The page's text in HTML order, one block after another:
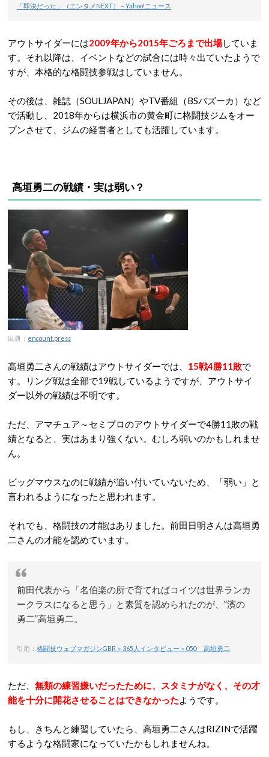
「即決だった」（エンタメNEXT） – Yahoo!ニュース
アウトサイダーには2009年から2015年ごろまで出場していま
す。それ以降は、イベントなどの試合には時々出ていたようで
すが、本格的な格闘技参戦はしていません。
その後は、雑誌（SOULJAPAN）やTV番組（BSバズーカ）など
で活動し、2018年からは横浜市の黄金町に格闘技ジムをオー
プンさせて、ジムの経営者としても活躍しています。
高垣勇二の戦績・実は弱い？
出典： encount.press
高垣勇二さんの戦績はアウトサイダーでは、 15戦4勝11敗で
す。リング戦は全部で19戦しているようですが、アウトサイ
ダー以外の戦績は不明です。
ただ、アマチュア～セミプロのアウトサイダーで4勝11敗の戦
績となると、実はあまり強くない。むしろ弱いのかもしれませ
ん。
ビッグマウスなのに戦績が追い付いていないため、「弱い」と
言われるようになったと思われます。
それでも、格闘技の才能はありました。前田日明さんは高垣勇
二さんの才能を認めています。
前田代表から「名伯楽の所で育てればコイツは世界ランカ
ークラスになると思う」と素質を認められたのが、”濱の
勇二”高垣勇二。
引用： 格闘技ウェブマガジンGBR＞365人インタビュー＞050 高垣勇二
ただ、 無類の練習嫌いだったために、スタミナがなく、その才
能を十分に開花させることはできなかったようです。
もし、きちんと練習していたら、高垣勇二さんはRIZINで活躍
するような格闘家になっていたかもしれませんね。